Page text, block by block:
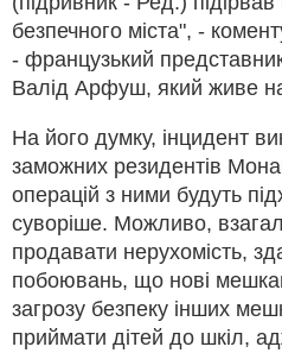
безпечного міста", -
- французький
Валід Арфуш, який живе на
На його думку, інцидент
заможних резидентів
операцій з ними будуть
суворіше. Можливо,
продавати нерухомість,
побоювань, що нові
загрозу безпеку інших
приймати дітей до шкіл,